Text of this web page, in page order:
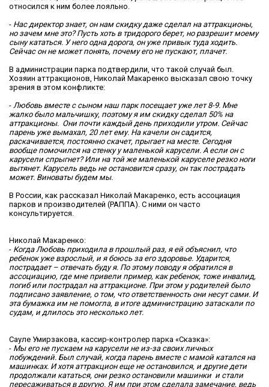
относился к ним более лояльно.
- Нас директор знает, он нам скидку даже сделал на аттракционы,
но зачем мне это? Пусть хоть в тридорого берет, но разрешит моему
сыну кататься. У него одна дорога, он уже привык туда ходить.
Сейчас он не может понять, почему его не пускают, плачет.
В администрации парка подтвердили, что такой случай был.
Хозяин аттракционов, Николай Макаренко высказал свою точку
зрения в этом конфликте:
- Любовь вместе с сыном наш парк посещает уже лет 8-9. Мне
жалко было мальчишку, поэтому я им скидку сделал 50% на
аттракционы. Они почти каждый день приходили утром. Сейчас
парень уже вымахал, 20 лет ему. На качели он садится,
раскачивается, постоянно скачет, прыгает на месте. Сегодня
вообще помочился на стенку у маленькой карусели. А если он с
карусели спрыгнет? Или на той же маленькой каруселе резко ноги
вытянет. Карусель ведь не остановится сразу, он так пострадать
может. Виноваты будем мы.
В России, как рассказал Николай Макаренко, есть ассоциация
парков и производителей (РАППА). С ними он часто
консультируется.
Николай Макаренко:
- Когда Любовь приходила в прошлый раз, я ей объяснил, что
ребенок уже взрослый, и я боюсь за его здоровье. Ударится,
пострадает – отвечать буду я. По этому поводу я обратился в
ассоциацию, где мне привели пример, как ребенок, тоже инвалид,
погиб или пострадал на аттракционе. При этом у родителей было
подписано заявление, о том, что ответственность они несут сами. И
эта бумажка им не помогла, в итоге администрацию затаскали по
судам, и длилось это несколько лет.
Сауле Умирзакова, кассир-контролер парка «Сказка»:
- Мы его не пускаем на карусели не из-за своих личных
побуждений. Был случай, когда парень вместе с мамой катался на
машинках. И хотя аттракцион еще не остановился, и другие дети
продолжали кататься, они резко остановили машинки и стали
пересаживаться в другую. Я им при этом сделала замечание, ведь